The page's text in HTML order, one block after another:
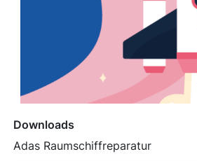
Downloads
Adas Raumschiffreparatur